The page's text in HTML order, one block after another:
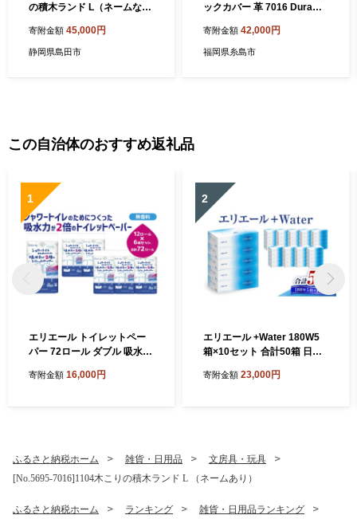
の積木ランド L（ネームな
寄附金額 45,000円
静岡県島田市
ックカバー 革 7016 Duram
ー [AJE033-4]
寄附金額 42,000円
福岡県糸島市
この自治体のおすすめ返礼品
1
エリエール トイレットペー
パー 72ロール ダブル 吸水2
寄附金額 16,000円
2
エリエール +Water 180W5
箱×10セット 合計50箱 日用
ュ ティッシュペーパー ボッ
寄附金額 23,000円
ふるさと納税ホーム 雑貨・日用品
文房具・玩具
[No.5695-7016]1104木こりの積木ランド L （ネームあり）
ふるさと納税ホーム ランキング
雑貨・日用品ランキング